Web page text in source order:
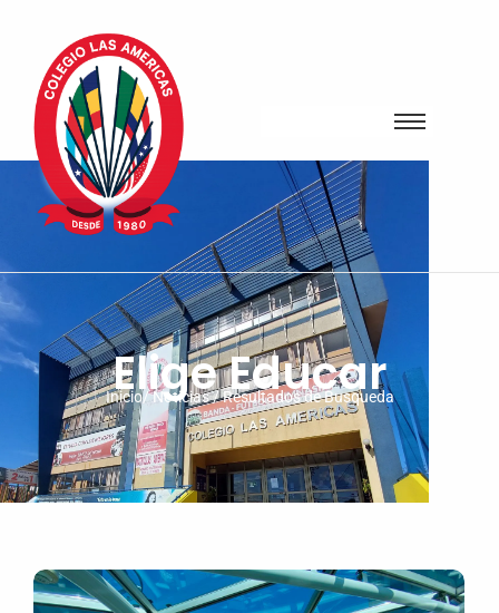
Elige Educar
Inicio/ Noticias / Resultados de Busqueda